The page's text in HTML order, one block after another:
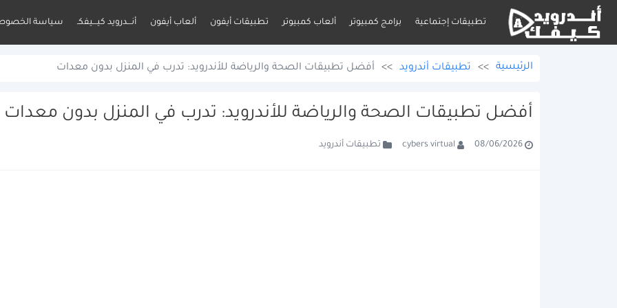
تطبيقات إجتماعية برامج كمبيوتر ألعاب كمبيوتر تطبيقات أيفون ألعاب أيفون أنـــدرويد كيـــيفكـ سياسة
الرئيسية >> تطبيقات أندرويد >> أفضل تطبيقات الصحة والرياضة للأندرويد: تدرب في المنزل بدون معدات
أفضل تطبيقات الصحة والرياضة للأندرويد: تدرب في المنزل بدون معدات
08/06/2026
cybers virtual تطبيقات أندرويد